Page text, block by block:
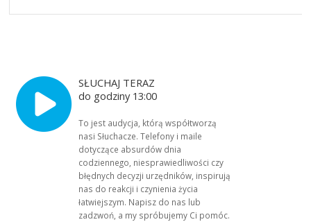
SŁUCHAJ TERAZ
do godziny 13:00
To jest audycja, którą współtworzą
nasi Słuchacze. Telefony i maile
dotyczące absurdów dnia
codziennego, niesprawiedliwości czy
błędnych decyzji urzędników, inspirują
nas do reakcji i czynienia życia
łatwiejszym. Napisz do nas lub
zadzwoń, a my spróbujemy Ci pomóc.